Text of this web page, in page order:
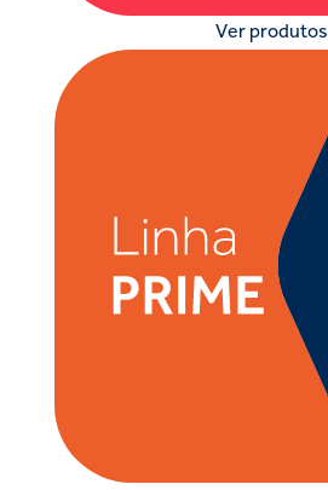
Ver produtos